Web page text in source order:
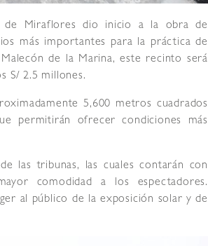
de Miraflores dio inicio a la obra de
más importantes para la práctica de
de la Marina, este recinto será
S/ 2.5 millones.
5,600 metros cuadrados
permitirán ofrecer condiciones más
las tribunas, las cuales contarán con
comodidad a los espectadores.
al público de la exposición solar y de